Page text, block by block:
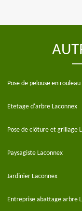
Pose de pelouse en
Etetage d'arbre Laconnex
Pose de clôture et grillage
Paysagiste Laconnex
Jardinier Laconnex
Entreprise abattage arbre